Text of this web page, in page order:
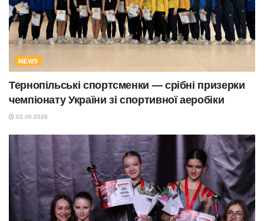
NEWS
Тернопільські спортсменки — срібні призерки
чемпіонату України зі спортивної аеробіки
02.06.2026